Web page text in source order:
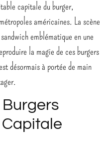
capitale du burger,
américaines. La scène
emblématique en une
la magie de ces burgers
désormais à portée de main
Burgers